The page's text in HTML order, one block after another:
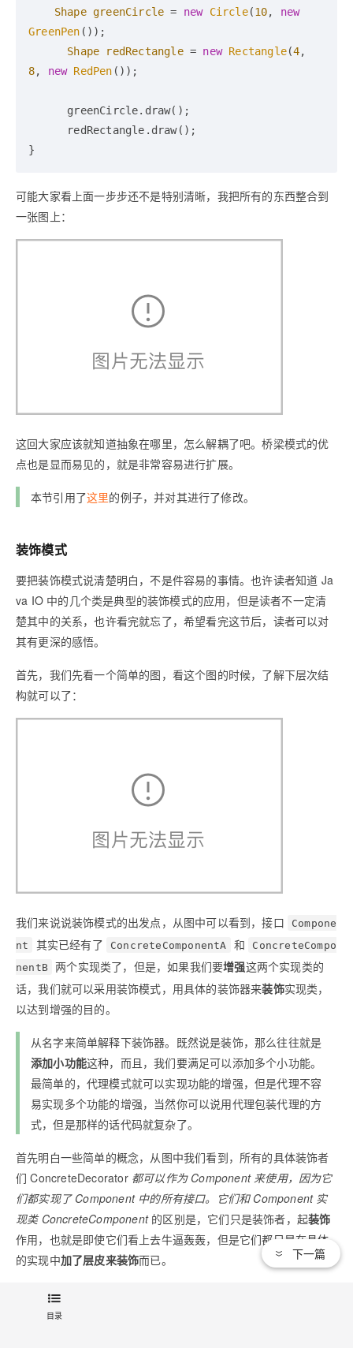
Shape greenCircle = new Circle(10, new
GreenPen ());
Shape
redRectangle = new Rectangle(4
8, new RedPen ());
可能大家看上面一步步还不是特别清晰，我把所有的东西整合到
一张图上：
这回大家应该就知道抽象在哪里，怎么解耦了吧。桥梁模式的优
点也是显而易见的，就是非常容易进行扩展。
本节引用了这里的例子，并对其进行了修改。
装饰模式
要把装饰模式说清楚明白，不是件容易的事情。也许读者知道 Ja
va IO 中的几个类是典型的装饰模式的应用，但是读者不一定清
楚其中的关系，也许看完就忘了，希望看完这节后，读者可以对
其有更深的感悟。
首先，我们先看一个简单的图，看这个图的时候，了解下层次结
构就可以了：
我们来说说装饰模式的出发点，从图中可以看到，接口
Compone
nt
其实已经有了 ConcreteComponentA 和
ConcreteCompo
nentB 两个实现类了，但是，如果我们要增强这两个实现类的
话，我们就可以采用装饰模式，用具体的装饰器来装饰实现类，
以达到增强的目的。
从名字来简单解释下装饰器。既然说是装饰，那么往往就是
添加小功能这种，而且，我们要满足可以添加多个小功能。
最简单的，代理模式就可以实现功能的增强，但是代理不容
易实现多个功能的增强，当然你可以说用代理包装代理的方
式，但是那样的话代码就复杂了。
首先明白一些简单的概念，从图中我们看到，所有的具体装饰者
们 ConcreteDecorator都可以作为 Component 来使用，因为它
们都实现了 Component 中的所有接口。它们和 Component 实
现类 ConcreteComponent的区别是，它们只是装饰者，起装饰
作用，也就是即使它们看上去牛逼轰轰，但是它们都只是在具体
的实现中加了层皮来装饰而已。
注意这段话中混杂在各个名词中的 Component 和 Decorat
or，别搞混了。
目录
下一篇